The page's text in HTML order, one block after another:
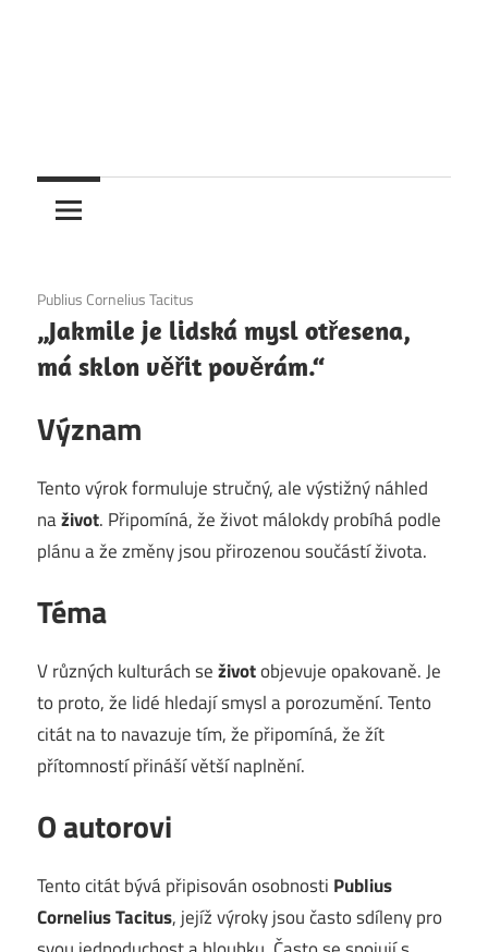
1. 12. 2020
Publius Cornelius Tacitus
„Jakmile je lidská mysl otřesena,
má sklon věřit pověrám.“
Význam
Tento výrok formuluje stručný, ale výstižný náhled
naživot. Připomíná, že život málokdy probíhá podle
plánu a že změny jsou přirozenou součástí života.
Téma
V různých kulturách seživotobjevuje opakovaně. Je
to proto, že lidé hledají smysl a porozumění. Tento
citát na to navazuje tím, že připomíná, že žít
přítomností přináší větší naplnění.
O autorovi
Tento citát bývá připisován osobnosti Publius
Cornelius Tacitus, jejíž výroky jsou často sdíleny pro